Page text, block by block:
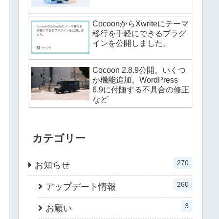
CocoonからXwriteにテーマ
移行を手軽にできるプラグ
インを公開しました。
Cocoon 2.8.9公開。いくつ
か機能追加。WordPress
6.9に付随する不具合の修正
など
カテゴリー
お知らせ 270
アップデート情報 260
お願い 3